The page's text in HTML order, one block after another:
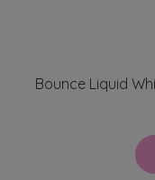
Bounce Liquid